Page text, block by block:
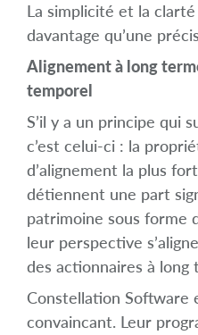
La simplicité et la
davantage qu’une
Alignement à long
temporel
S’il y a un principe qui
c’est celui-ci : la
d’alignement la plus
détiennent une part
patrimoine sous forme
leur perspective
des actionnaires à long
Constellation Software
convaincant. Leur